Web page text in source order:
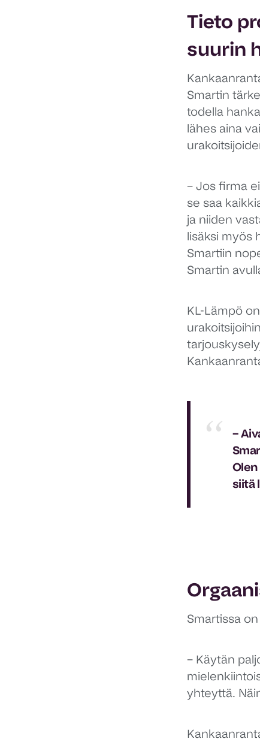
Tieto
suurin
Smartin
todella
lähes aina
– Jos firma
se saa
ja niiden
lisäksi myös
Smartiin
Smartin
KL-Lämpö
–
siitä
Smartissa
– Käytän
yhteyttä.